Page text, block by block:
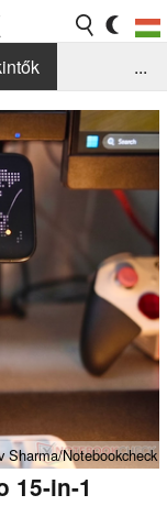
...
Notebookcheck
15-in-1